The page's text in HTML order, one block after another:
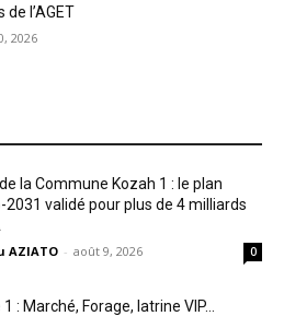
de l’AGET
2026
de la Commune Kozah 1 : le plan
2031 validé pour plus de 4 milliards
AZIATO - août 9, 2026 0
: Marché, Forage, latrine VIP…